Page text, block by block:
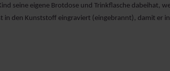
seine eigene Brotdose und Trinkflasche dabeihat,
in den Kunststoff eingraviert (eingebrannt), damit er